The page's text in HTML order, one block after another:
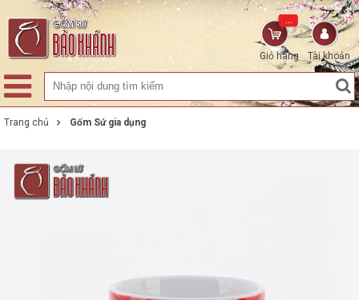
Tài khoản
Giỏ hàng
...
Trang chủ Gốm Sứ gia dụng